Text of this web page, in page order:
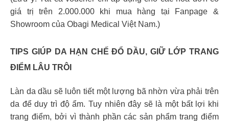
giá trị trên 2.000.000 khi mua hàng tại Fanpage &
Showroom của Obagi Medical Việt Nam.)
TIPS GIÚP DA HẠN CHẾ ĐỔ DẦU, GIỮ LỚP TRANG
ĐIỂM LÂU TRÔI
Làn da dầu sẽ luôn tiết một lượng bã nhờn vừa phải trên
da để duy trì độ ẩm. Tuy nhiên đây sẽ là một bất lợi khi
trang điểm, bởi vì thành phần các sản phẩm trang điểm